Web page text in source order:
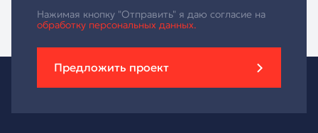
Нажимая кнопку "Отправить" я даю согласие на
обработку персональных данных.
Предложить проект